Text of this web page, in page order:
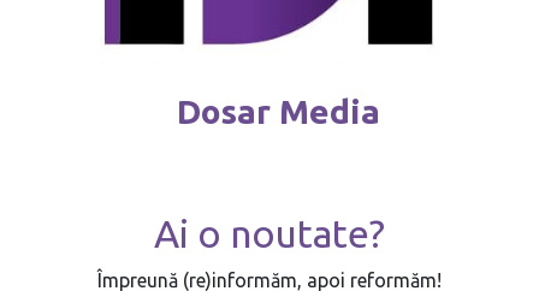
Dosar Media
Ai o noutate?
Împreună (re)informăm, apoi reformăm!